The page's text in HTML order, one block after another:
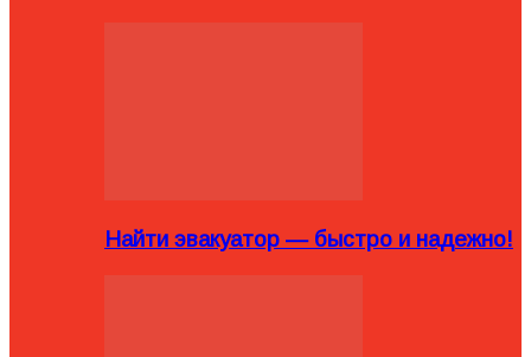
Найти эвакуатор — быстро и надежно!